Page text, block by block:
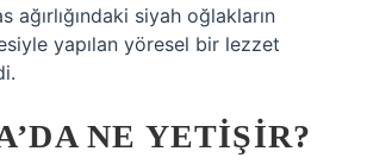
ağırlığındaki siyah oğlakların
yapılan yöresel bir lezzet
NE YETIŞIR?